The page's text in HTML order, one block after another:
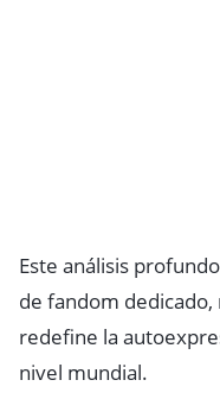
Este análisis
de fandom dedicado,
redefine la
nivel mundial.